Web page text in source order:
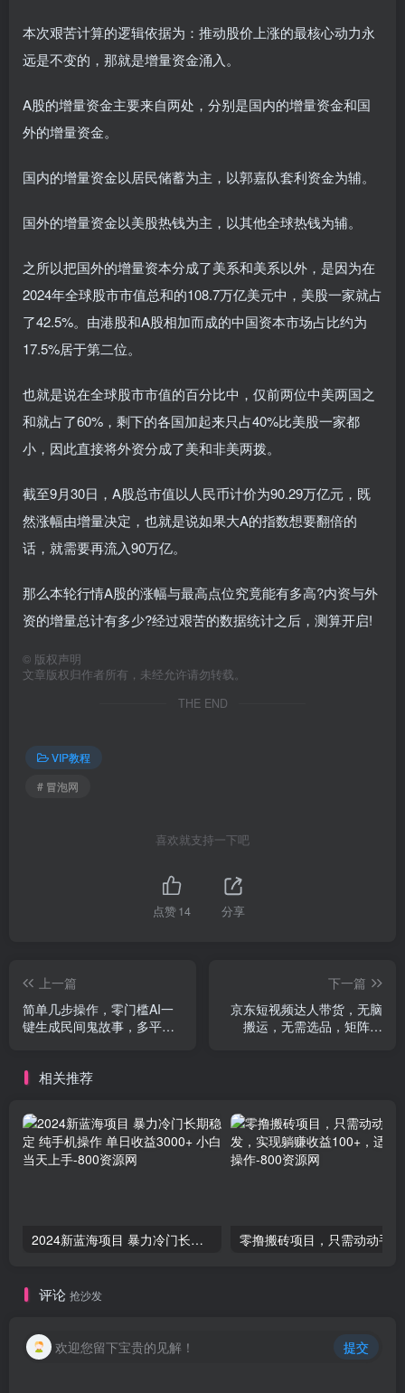
本次艰苦计算的逻辑依据为：推动股价上涨的最核心动力永
远是不变的，那就是增量资金涌入。
A股的增量资金主要来自两处，分别是国内的增量资金和国
外的增量资金。
国内的增量资金以居民储蓄为主，以郭嘉队套利资金为辅。
国外的增量资金以美股热钱为主，以其他全球热钱为辅。
之所以把国外的增量资本分成了美系和美系以外，是因为在
2024年全球股市市值总和的108.7万亿美元中，美股一家就占
了42.5%。由港股和A股相加而成的中国资本市场占比约为
17.5%居于第二位。
也就是说在全球股市市值的百分比中，仅前两位中美两国之
和就占了60%，剩下的各国加起来只占40%比美股一家都
小，因此直接将外资分成了美和非美两拨。
截至9月30日，A股总市值以人民币计价为90.29万亿元，既
然涨幅由增量决定，也就是说如果大A的指数想要翻倍的
话，就需要再流入90万亿。
那么本轮行情A股的涨幅与最高点位究竟能有多高?内资与外
资的增量总计有多少?经过艰苦的数据统计之后，测算开启!
© 版权声明
文章版权归作者所有，未经允许请勿转载。
THE END
VIP教程
# 冒泡网
喜欢就支持一下吧
点赞14 分享
上一篇
简单几步操作，零门槛AI一
键生成民间鬼故事，多平台
下一篇
京东短视频达人带货，无脑
搬运，无需选品，矩阵操
相关推荐
2024新蓝海项目 暴力冷门长期稳定 纯手机操作 单日收益3000+ 小白当天上手
评论 抢沙发
欢迎您留下宝贵的见解！ 提交